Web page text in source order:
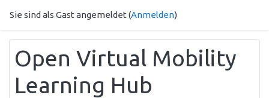
Sie sind als Gast angemeldet (Anmelden)
Open Virtual Mobility
Learning Hub